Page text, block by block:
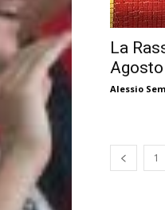
La
Agosto
Alessio
1